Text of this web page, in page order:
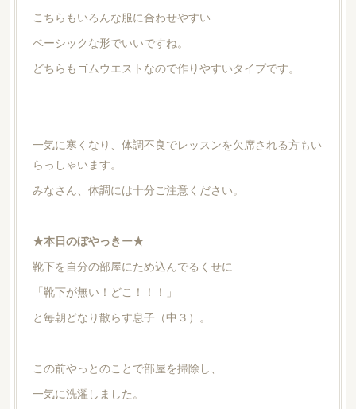
こちらもいろんな服に合わせやすい
ベーシックな形でいいですね。
どちらもゴムウエストなので作りやすいタイプです。
一気に寒くなり、体調不良でレッスンを欠席される方もい
らっしゃいます。
みなさん、体調には十分ご注意ください。
★本日のぼやっきー★
靴下を自分の部屋にため込んでるくせに
「靴下が無い！どこ！！！」
と毎朝どなり散らす息子（中３）。
この前やっとのことで部屋を掃除し、
一気に洗濯しました。